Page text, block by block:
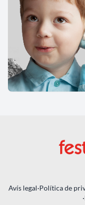
Avís legal·Política de
·